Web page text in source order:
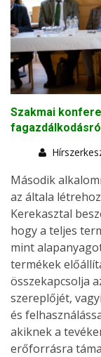
Szakmai
Második
az általa
Kerekasztal
hogy a teljes
mint
termékek
összekapcsolja
szereplőjét,
és
akiknek a
erőforrásra